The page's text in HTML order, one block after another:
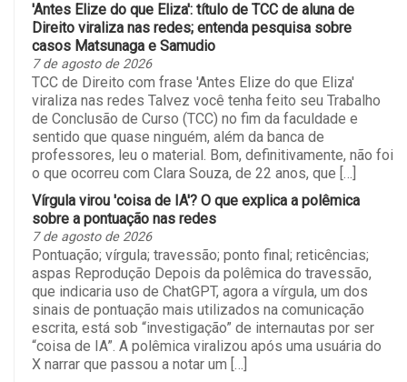
'Antes Elize do que Eliza': título de TCC de aluna de
Direito viraliza nas redes; entenda pesquisa sobre
casos Matsunaga e Samudio
7 de agosto de 2026
TCC de Direito com frase 'Antes Elize do que Eliza'
viraliza nas redes Talvez você tenha feito seu Trabalho
de Conclusão de Curso (TCC) no fim da faculdade e
sentido que quase ninguém, além da banca de
professores, leu o material. Bom, definitivamente, não foi
o que ocorreu com Clara Souza, de 22 anos, que […]
Vírgula virou 'coisa de IA'? O que explica a polêmica
sobre a pontuação nas redes
7 de agosto de 2026
Pontuação; vírgula; travessão; ponto final; reticências;
aspas Reprodução Depois da polêmica do travessão,
que indicaria uso de ChatGPT, agora a vírgula, um dos
sinais de pontuação mais utilizados na comunicação
escrita, está sob “investigação” de internautas por ser
“coisa de IA”. A polêmica viralizou após uma usuária do
X narrar que passou a notar um […]